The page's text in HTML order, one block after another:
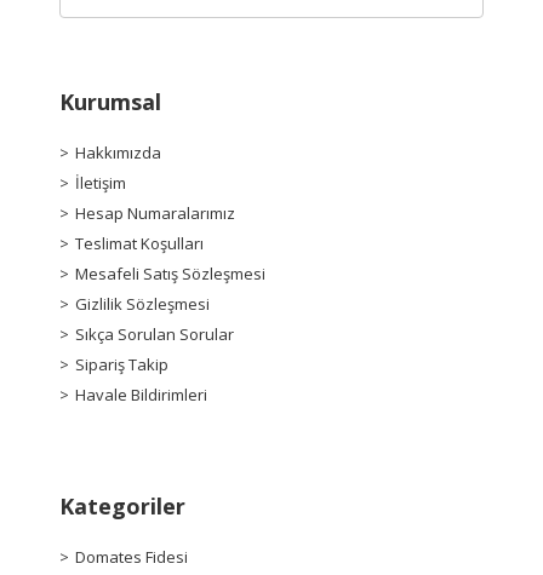
Kurumsal
Hakkımızda
İletişim
Hesap Numaralarımız
Teslimat Koşulları
Mesafeli Satış Sözleşmesi
Gizlilik Sözleşmesi
Sıkça Sorulan Sorular
Sipariş Takip
Havale Bildirimleri
Kategoriler
Domates Fidesi